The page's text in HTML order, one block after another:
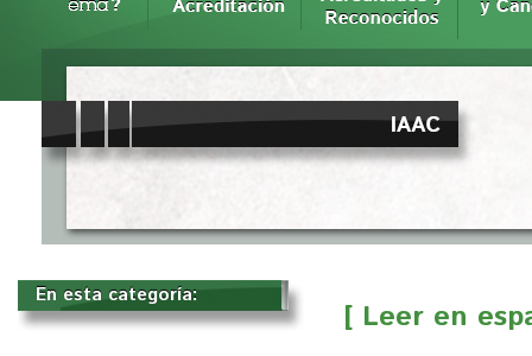
[ Leer en
En esta categoría: